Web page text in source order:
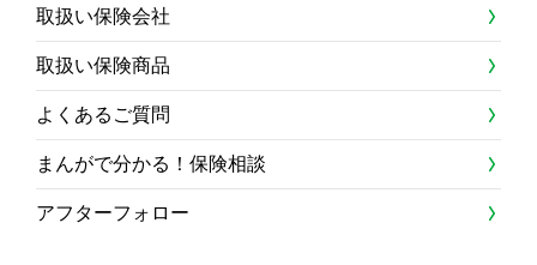
取扱い保険会社
取扱い保険商品
よくあるご質問
まんがで分かる！保険相談
アフターフォロー